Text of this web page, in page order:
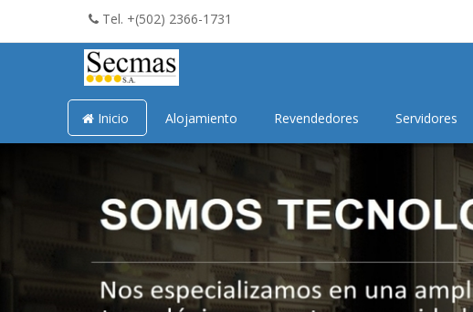
Tel. +(502) 2366-1731
Inicio Alojamiento Revendedores Servidores